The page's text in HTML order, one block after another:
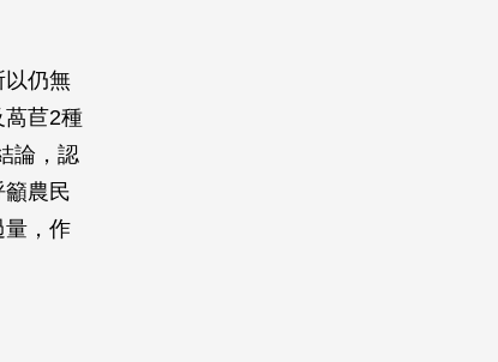
以仍無
萵苣2種
論，認
農民
量，作